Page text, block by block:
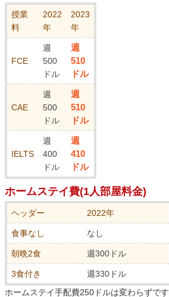
授業
料
2022
年
2023
年
FCE
週
500
ドル
週
510
ドル
CAE
週
500
ドル
週
510
ドル
IELTS
週
400
ドル
週
410
ドル
ホームステイ費(1人部屋料金)
ヘッダー 2022年
食事なし なし
朝晩2食 週300ドル
3食付き 週330ドル
ホームステイ手配費250ドルは変わらずです